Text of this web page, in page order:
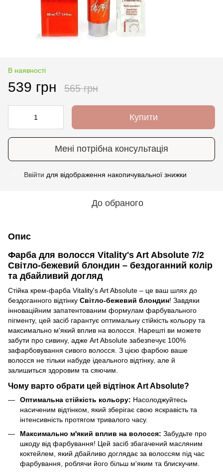
В наявності
539 грн 565 грн
Купити
Мені потрібна консультація
Ввійти для відображення накопичувальної знижки
До обраного
Опис
Фарба для волосся Vitality's Art Absolute 7/2
Світло-бежевий блондин – бездоганний колір
та дбайливий догляд
Стійка крем-фарба Vitality's Art Absolute – це ваш шлях до
бездоганного відтінку Світло-бежевий блондин! Завдяки
інноваційним запатентованим формулам фарбувального
пігменту, цей засіб гарантує оптимальну стійкість кольору та
максимально м'який вплив на волосся. Нарешті ви можете
забути про сивину, адже Art Absolute забезпечує 100%
зафарбовування сивого волосся. З цією фарбою ваше
волосся не тільки набуде ідеального відтінку, але й
залишиться здоровим та сяючим.
Чому варто обрати цей відтінок Art Absolute?
Оптимальна стійкість кольору: Насолоджуйтесь
насиченим відтінком, який зберігає свою яскравість та
інтенсивність протягом тривалого часу.
Максимально м'який вплив на волосся: Забудьте про
шкоду від фарбування! Цей засіб збагачений масляним
коктейлем, який дбайливо доглядає за волоссям під час
фарбування, роблячи його більш м'яким та блискучим.